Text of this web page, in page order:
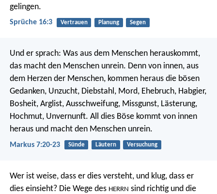
gelingen.
Sprüche 16:3 Vertrauen Planung Segen
Und er sprach: Was aus dem Menschen herauskommt,
das macht den Menschen unrein. Denn von innen, aus
dem Herzen der Menschen, kommen heraus die bösen
Gedanken, Unzucht, Diebstahl, Mord, Ehebruch, Habgier,
Bosheit, Arglist, Ausschweifung, Missgunst, Lästerung,
Hochmut, Unvernunft. All dies Böse kommt von innen
heraus und macht den Menschen unrein.
Markus 7:20-23 Sünde Läutern Versuchung
Wer ist weise, dass er dies versteht, und klug, dass er
dies einsieht? Die Wege des HERRN sind richtig und die